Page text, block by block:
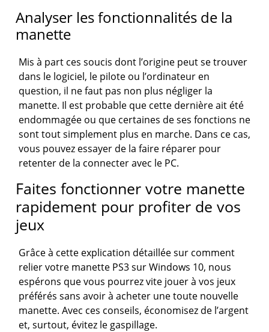
Analyser les fonctionnalités de la
manette
Mis à part ces soucis dont l’origine peut se trouver
dans le logiciel, le pilote ou l’ordinateur en
question, il ne faut pas non plus négliger la
manette. Il est probable que cette dernière ait été
endommagée ou que certaines de ses fonctions ne
sont tout simplement plus en marche. Dans ce cas,
vous pouvez essayer de la faire réparer pour
retenter de la connecter avec le PC.
Faites fonctionner votre manette
rapidement pour profiter de vos
jeux
Grâce à cette explication détaillée sur comment
relier votre manette PS3 sur Windows 10, nous
espérons que vous pourrez vite jouer à vos jeux
préférés sans avoir à acheter une toute nouvelle
manette. Avec ces conseils, économisez de l’argent
et, surtout, évitez le gaspillage.